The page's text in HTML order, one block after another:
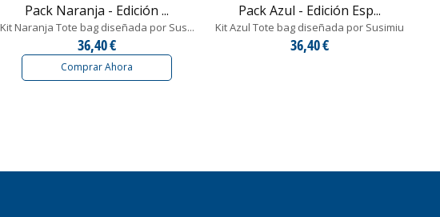
Pack Naranja - Edición ...
Kit Naranja Tote bag diseñada por Sus...
36,40 €
Comprar Ahora
Pack Azul - Edición Esp...
Kit Azul Tote bag diseñada por Susimiu
36,40 €